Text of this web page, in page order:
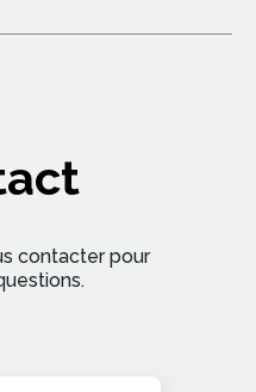
contacter pour